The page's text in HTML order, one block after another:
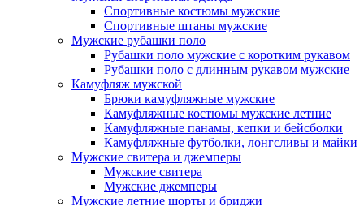
Спортивные костюмы мужские
Спортивные штаны мужские
Мужские рубашки поло
Рубашки поло мужские с коротким рукавом
Рубашки поло с длинным рукавом мужские
Камуфляж мужской
Брюки камуфляжные мужские
Камуфляжные костюмы мужские летние
Камуфляжные панамы, кепки и бейсболки
Камуфляжные футболки, лонгсливы и майки
Мужские свитера и джемперы
Мужские свитера
Мужские джемперы
Мужские летние шорты и бриджи